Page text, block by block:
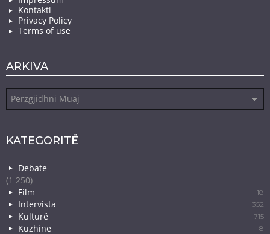
Kontakti
Privacy Policy
Terms of use
ARKIVA
KATEGORITË
Debate
(1 250)
Film
18
Intervista 352
Kulturë 715
Kuzhinë 8